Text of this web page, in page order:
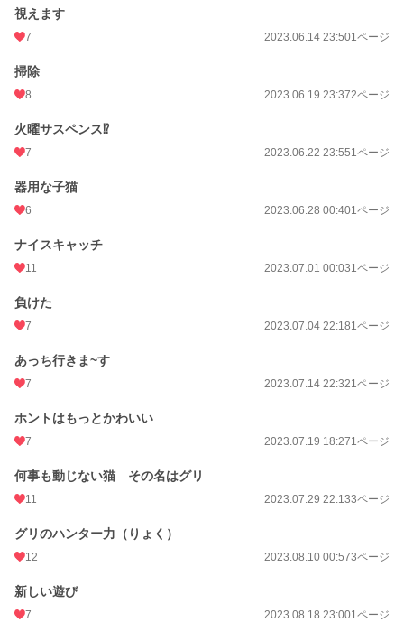
視えます
7 2023.06.14 23:501ページ
掃除
8 2023.06.19 23:372ページ
火曜サスペンス⁉
7 2023.06.22 23:551ページ
器用な子猫
6 2023.06.28 00:401ページ
ナイスキャッチ
11 2023.07.01 00:031ページ
負けた
7 2023.07.04 22:181ページ
あっち行きま~す
7 2023.07.14 22:321ページ
ホントはもっとかわいい
7 2023.07.19 18:271ページ
何事も動じない猫 その名はグリ
11 2023.07.29 22:133ページ
グリのハンター力（りょく）
12 2023.08.10 00:573ページ
新しい遊び
7 2023.08.18 23:001ページ